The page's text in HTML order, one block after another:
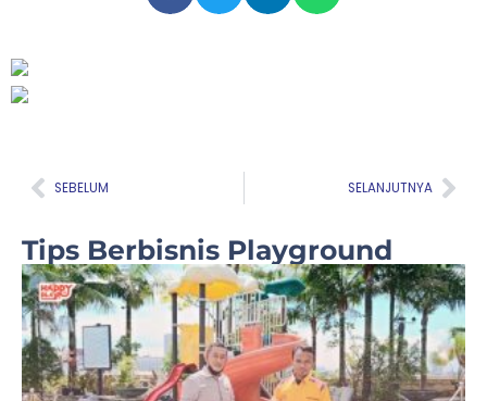
Prev
SEBELUM SELANJUTNYA
Tips Berbisnis Playground